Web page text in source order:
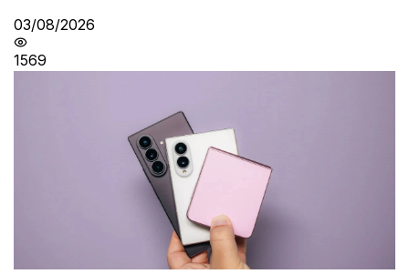
03/08/2026
1569